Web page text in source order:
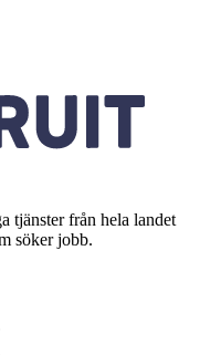
tjänster från hela landet
söker jobb.